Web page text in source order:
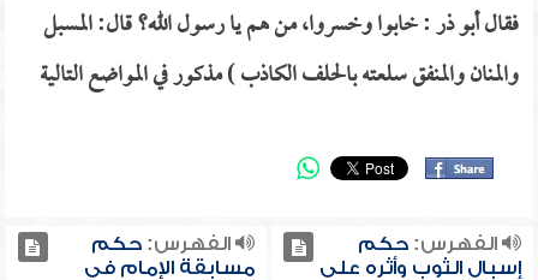
فقال أبو ذر : خابوا وخسروا، من هم يا رسول الله؟ قال: المسبل
والمنان والمنفق سلعته بالحلف الكاذب ) مذكور في المواضع التالية
الفهرس:حكم
إسبال الثوب وأثره على
الفهرس:حكم
مسابقة الإمام في